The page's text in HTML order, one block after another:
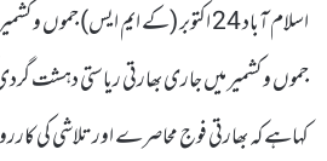
اسلام آباد 24 اکتوبر (کے ایم ایس)
جموں و کشمیر میں جاری بھارتی ریاستی دہشت
کہاہے کہ بھارتی فوج محاصرے اور تلاشی کی